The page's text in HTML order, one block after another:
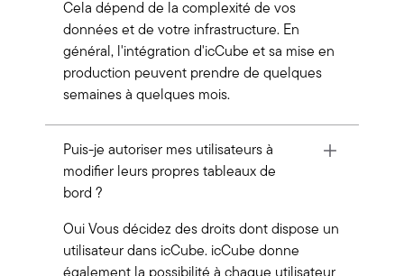
Cela dépend de la complexité de vos
données et de votre infrastructure. En
général, l'intégration d'icCube et sa mise en
production peuvent prendre de quelques
semaines à quelques mois.
Puis-je autoriser mes utilisateurs à
modifier leurs propres tableaux de
bord ?
Oui Vous décidez des droits dont dispose un
utilisateur dans icCube. icCube donne